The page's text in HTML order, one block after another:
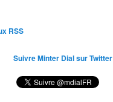
RSS
Suivre Minter Dial sur Twitter